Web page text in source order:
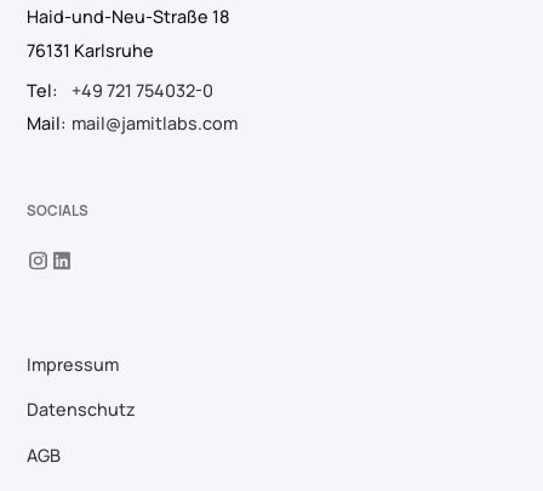
Haid-und-Neu-Straße 18
76131 Karlsruhe
Tel:
+49 721 754032-0
Mail: mail@jamitlabs.com
SOCIALS
Impressum
Datenschutz
AGB